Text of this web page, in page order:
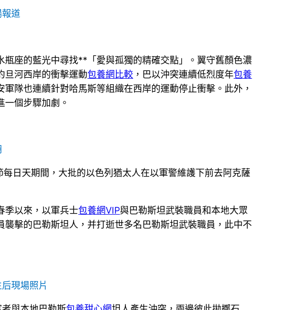
道
座的藍光中尋找**「愛與孤獨的精確交點」。翼守舊顏色濃
旦河西岸的衝擊運動包養網比較 ，巴以沖突連續低烈度年包養
隊也連續針對哈馬斯等組織在西岸的運動停止衝擊。此外，
一個步驟加劇。
日天期間，大批的以色列猶太人在以軍警維護下前去阿克薩
季以來，以軍兵士包養網VIP與巴勒斯坦武裝職員和本地大眾
擊的巴勒斯坦人，并打逝世多名巴勒斯坦武裝職員，此中不
現場照片